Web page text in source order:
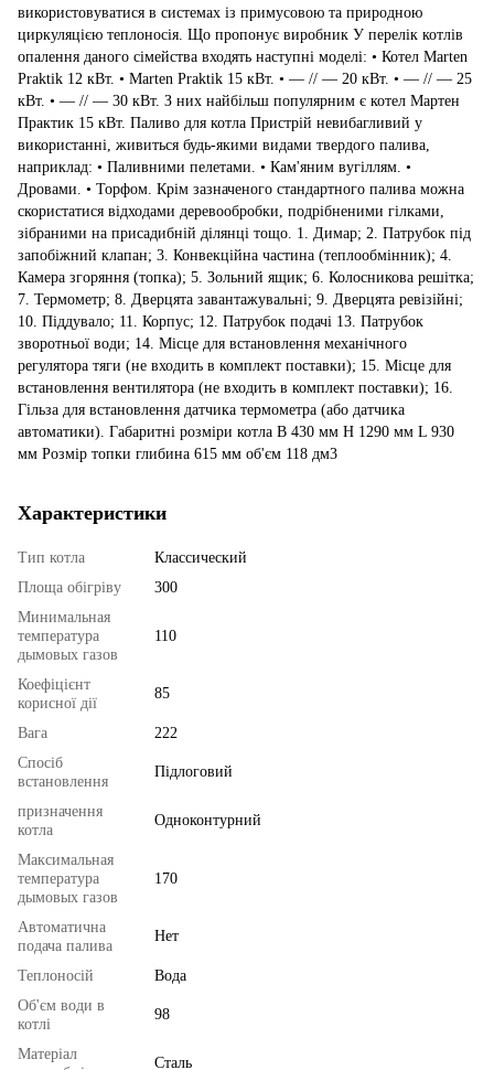
використовуватися в системах із примусовою та природною
циркуляцією теплоносія. Що пропонує виробник У перелік котлів
опалення даного сімейства входять наступні моделі: • Котел Marten
Praktik 12 кВт. • Marten Praktik 15 кВт. • –– // –– 20 кВт. • –– // –– 25
кВт. • –– // –– 30 кВт. З них найбільш популярним є котел Мартен
Практик 15 кВт. Паливо для котла Пристрій невибагливий у
використанні, живиться будь-якими видами твердого палива,
наприклад: • Паливними пелетами. • Кам'яним вугіллям. •
Дровами. • Торфом. Крім зазначеного стандартного палива можна
скористатися відходами деревообробки, подрібненими гілками,
зібраними на присадибній ділянці тощо. 1. Димар; 2. Патрубок під
запобіжний клапан; 3. Конвекційна частина (теплообмінник); 4.
Камера згоряння (топка); 5. Зольний ящик; 6. Колосникова решітка;
7. Термометр; 8. Дверцята завантажувальні; 9. Дверцята ревізійні;
10. Піддувало; 11. Корпус; 12. Патрубок подачі 13. Патрубок
зворотньої води; 14. Місце для встановлення механічного
регулятора тяги (не входить в комплект поставки); 15. Місце для
встановлення вентилятора (не входить в комплект поставки); 16.
Гільза для встановлення датчика термометра (або датчика
автоматики). Габаритні розміри котла B 430 мм H 1290 мм L 930
мм Розмір топки глибина 615 мм об'єм 118 дм3
Характеристики
Тип котла
Классический
Площа обігріву
300
Минимальная
температура
дымовых газов
110
Коефіцієнт
корисної дії
85
Вага
222
Спосіб
встановлення
Підлоговий
призначення
котла
Одноконтурний
Максимальная
температура
дымовых газов
170
Автоматична
подача палива
Нет
Теплоносій
Вода
Об'єм води в
котлі
98
Матеріал
Сталь